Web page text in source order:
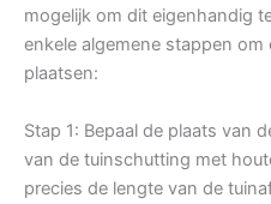
mogelijk om dit eigenhandig
enkele algemene stappen
plaatsen:
Stap 1: Bepaal de plaats van
van de tuinschutting met
precies de lengte van de